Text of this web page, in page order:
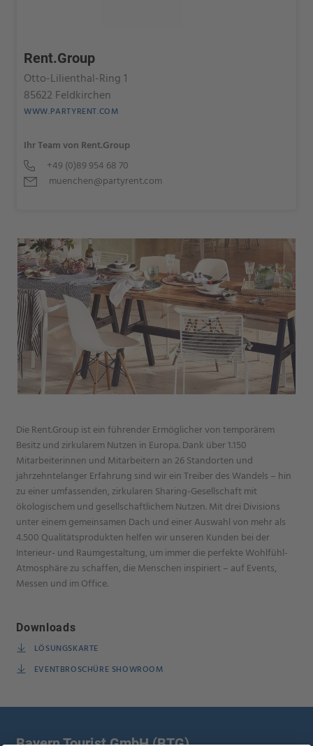
Rent.Group
Otto-Lilienthal-Ring 1
85622 Feldkirchen
WWW.PARTYRENT.COM
Ihr Team von Rent.Group
+49 (0)89 954 68 70
muenchen@partyrent.com
Die Rent.Group ist ein führender Ermöglicher von temporärem
Besitz und zirkularem Nutzen in Europa. Dank über 1.150
Mitarbeiterinnen und Mitarbeitern an 26 Standorten und
jahrzehntelanger Erfahrung sind wir ein Treiber des Wandels – hin
zu einer umfassenden, zirkularen Sharing-Gesellschaft mit
ökologischem und gesellschaftlichem Nutzen. Mit drei Divisions
unter einem gemeinsamen Dach und einer Auswahl von mehr als
4.500 Qualitätsprodukten helfen wir unseren Kunden bei der
Interieur- und Raumgestaltung, um immer die perfekte Wohlfühl-
Atmosphäre zu schaffen, die Menschen inspiriert – auf Events,
Messen und im Office.
Downloads
LÖSUNGSKARTE
EVENTBROSCHÜRE SHOWROOM